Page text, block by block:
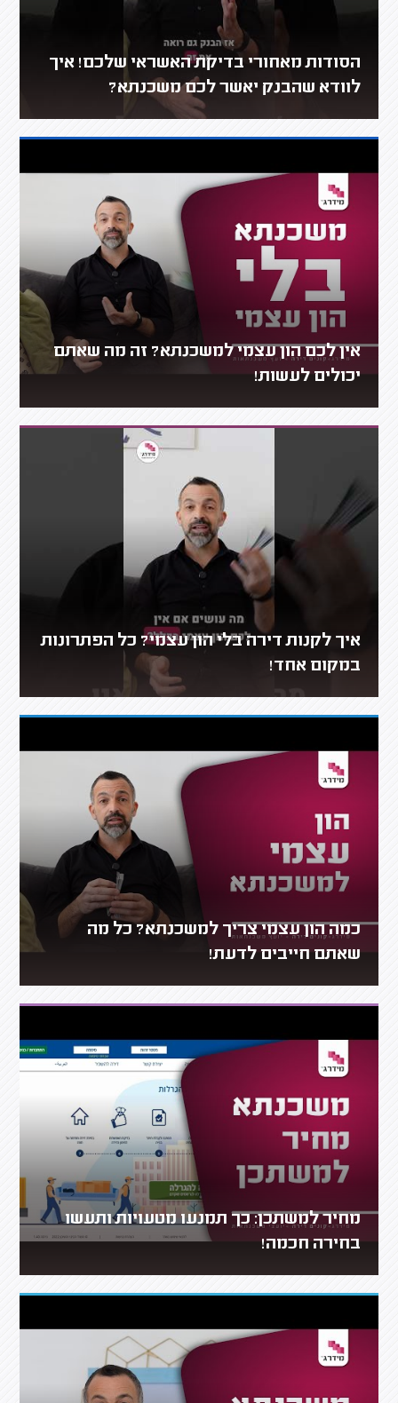
הסודות מאחורי בדיקת האשראי שלכם! איך
לוודא שהבנק יאשר לכם משכנתא?
אין לכם הון עצמי למשכנתא? זה מה שאתם
יכולים לעשות!
איך לקנות דירה בלי הון עצמי? כל הפתרונות
במקום אחד!
כמה הון עצמי צריך למשכנתא? כל מה
שאתם חייבים לדעת!
מחיר למשתכן: כך תמנעו מטעויות ותעשו
בחירה חכמה!